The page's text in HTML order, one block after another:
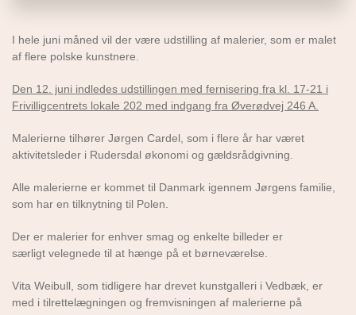
I hele juni måned vil der være udstilling af malerier, som er malet
af flere polske kunstnere.
Den 12. juni indledes udstillingen med fernisering fra kl. 17-21 i
Frivilligcentrets lokale 202 med indgang fra Øverødvej 246 A.
Malerierne tilhører Jørgen Cardel, som i flere år har været
aktivitetsleder i Rudersdal økonomi og gældsrådgivning.
Alle malerierne er kommet til Danmark igennem Jørgens familie,
som har en tilknytning til Polen.
Der er malerier for enhver smag og enkelte billeder er
særligt velegnede til at hænge på et børneværelse.
Vita Weibull, som tidligere har drevet kunstgalleri i Vedbæk, er
med i tilrettelægningen og fremvisningen af malerierne på